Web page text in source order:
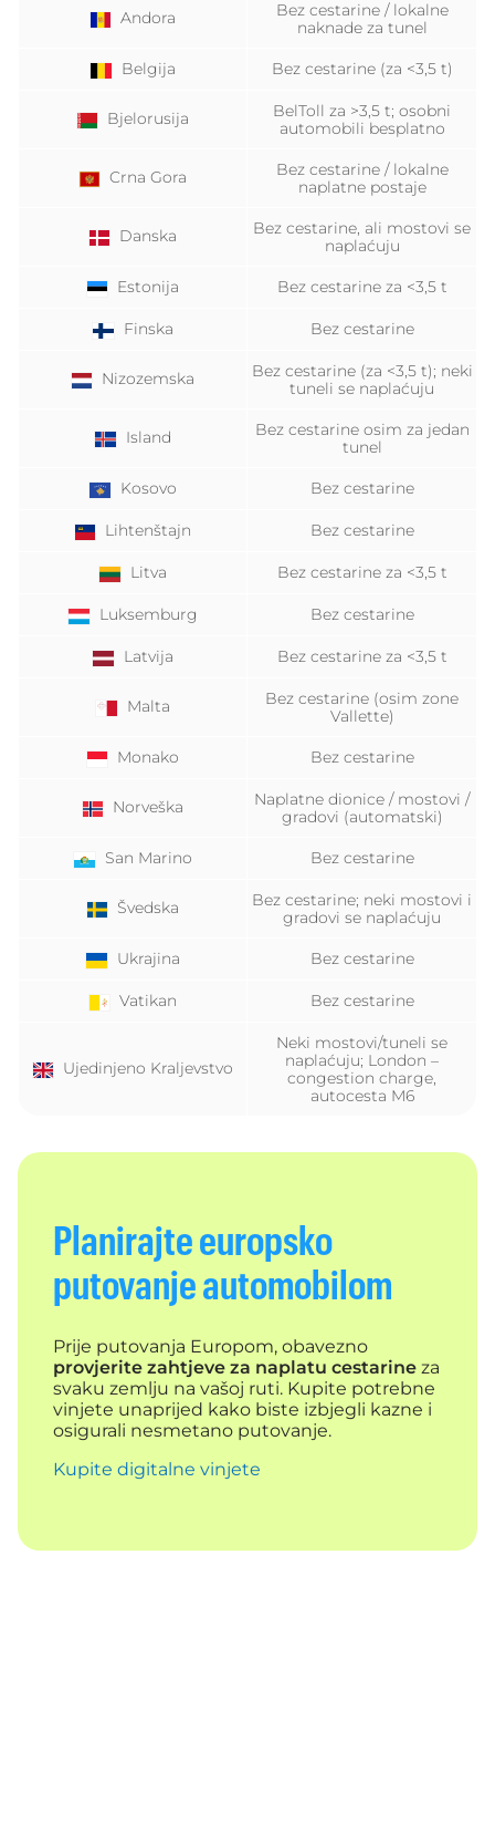
Andora
Bez cestarine / lokalne
naknade za tunel
Belgija Bez cestarine (za <3,5 t)
Bjelorusija
BelToll za >3,5 t; osobni
automobili besplatno
Crna Gora
Bez cestarine / lokalne
naplatne postaje
Danska
Bez cestarine, ali mostovi se
naplaćuju
Estonija Bez cestarine za <3,5 t
Finska Bez cestarine
Nizozemska
Bez cestarine (za <3,5 t); neki
tuneli se naplaćuju
Island
Bez cestarine osim za jedan
tunel
Kosovo Bez cestarine
Lihtenštajn Bez cestarine
Litva Bez cestarine za <3,5 t
Luksemburg Bez cestarine
Latvija Bez cestarine za <3,5 t
Malta
Bez cestarine (osim zone
Vallette)
Monako Bez cestarine
Norveška
Naplatne dionice / mostovi /
gradovi (automatski)
San Marino Bez cestarine
Švedska
Bez cestarine; neki mostovi i
gradovi se naplaćuju
Ukrajina Bez cestarine
Vatikan Bez cestarine
Ujedinjeno Kraljevstvo
Neki mostovi/tuneli se
naplaćuju; London –
congestion charge,
autocesta M6
Planirajte europsko
putovanje automobilom
Prije putovanja Europom, obavezno
provjerite zahtjeve za naplatu cestarine za
svaku zemlju na vašoj ruti. Kupite potrebne
vinjete unaprijed kako biste izbjegli kazne i
osigurali nesmetano putovanje.
Kupite digitalne vinjete